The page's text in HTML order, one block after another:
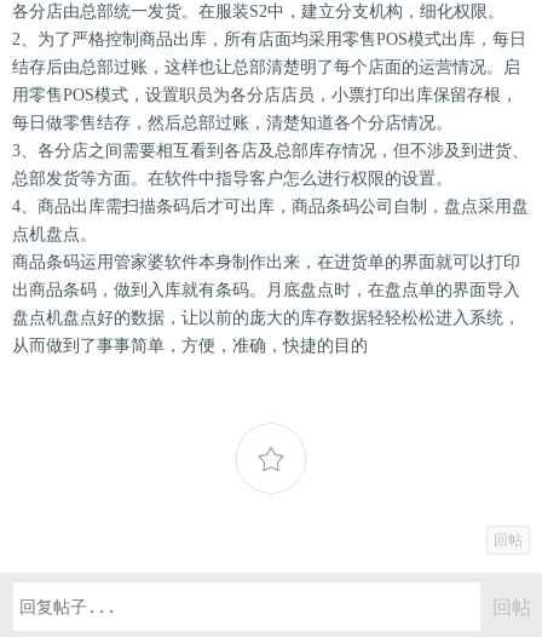
各分店由总部统一发货。在服装S2中，建立分支机构，细化权限。
2、为了严格控制商品出库，所有店面均采用零售POS模式出库，每日
结存后由总部过账，这样也让总部清楚明了每个店面的运营情况。启
用零售POS模式，设置职员为各分店店员，小票打印出库保留存根，
每日做零售结存，然后总部过账，清楚知道各个分店情况。
3、各分店之间需要相互看到各店及总部库存情况，但不涉及到进货、
总部发货等方面。在软件中指导客户怎么进行权限的设置。
4、商品出库需扫描条码后才可出库，商品条码公司自制，盘点采用盘
点机盘点。
商品条码运用管家婆软件本身制作出来，在进货单的界面就可以打印
出商品条码，做到入库就有条码。月底盘点时，在盘点单的界面导入
盘点机盘点好的数据，让以前的庞大的库存数据轻轻松松进入系统，
从而做到了事事简单，方便，准确，快捷的目的
回帖